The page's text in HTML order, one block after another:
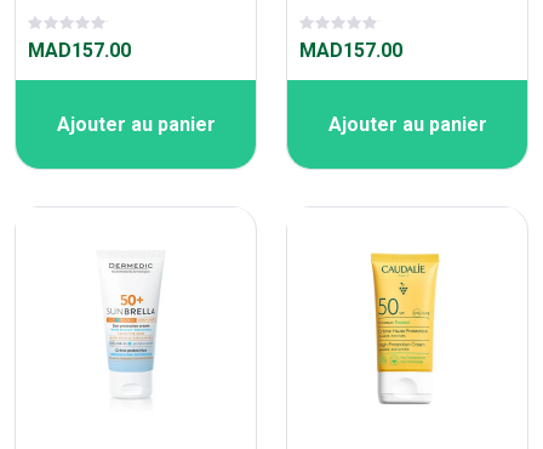
MAD157.00
Ajouter au panier
MAD157.00
Ajouter au panier